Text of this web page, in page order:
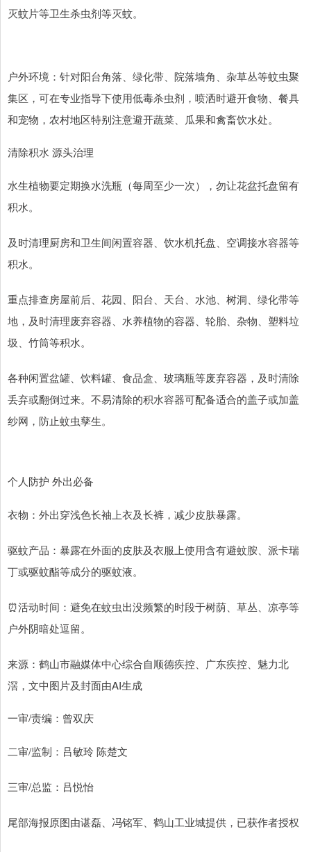
灭蚊片等卫生杀虫剂等灭蚊。
户外环境：针对阳台角落、绿化带、院落墙角、杂草丛等蚊虫聚
集区，可在专业指导下使用低毒杀虫剂，喷洒时避开食物、餐具
和宠物，农村地区特别注意避开蔬菜、瓜果和禽畜饮水处。
清除积水 源头治理
水生植物要定期换水洗瓶（每周至少一次），勿让花盆托盘留有
积水。
及时清理厨房和卫生间闲置容器、饮水机托盘、空调接水容器等
积水。
重点排查房屋前后、花园、阳台、天台、水池、树洞、绿化带等
地，及时清理废弃容器、水养植物的容器、轮胎、杂物、塑料垃
圾、竹筒等积水。
各种闲置盆罐、饮料罐、食品盒、玻璃瓶等废弃容器，及时清除
丢弃或翻倒过来。不易清除的积水容器可配备适合的盖子或加盖
纱网，防止蚊虫孳生。
个人防护 外出必备
衣物：外出穿浅色长袖上衣及长裤，减少皮肤暴露。
驱蚊产品：暴露在外面的皮肤及衣服上使用含有避蚊胺、派卡瑞
丁或驱蚊酯等成分的驱蚊液。
⏰活动时间：避免在蚊虫出没频繁的时段于树荫、草丛、凉亭等
户外阴暗处逗留。
来源：鹤山市融媒体中心综合自顺德疾控、广东疾控、魅力北
滘，文中图片及封面由AI生成
一审/责编：曾双庆
二审/监制：吕敏玲 陈楚文
三审/总监：吕悦怡
尾部海报原图由谌磊、冯铭军、鹤山工业城提供，已获作者授权